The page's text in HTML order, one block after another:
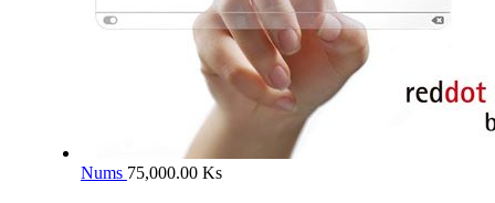
Nums 75,000.00 Ks